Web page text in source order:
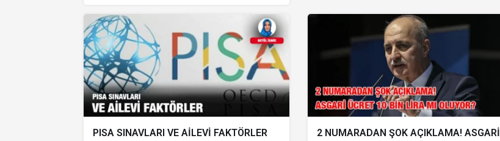
PISA SINAVLARI VE AİLEVİ FAKTÖRLER
2 NUMARADAN ŞOK AÇIKLAMA! ASGARİ